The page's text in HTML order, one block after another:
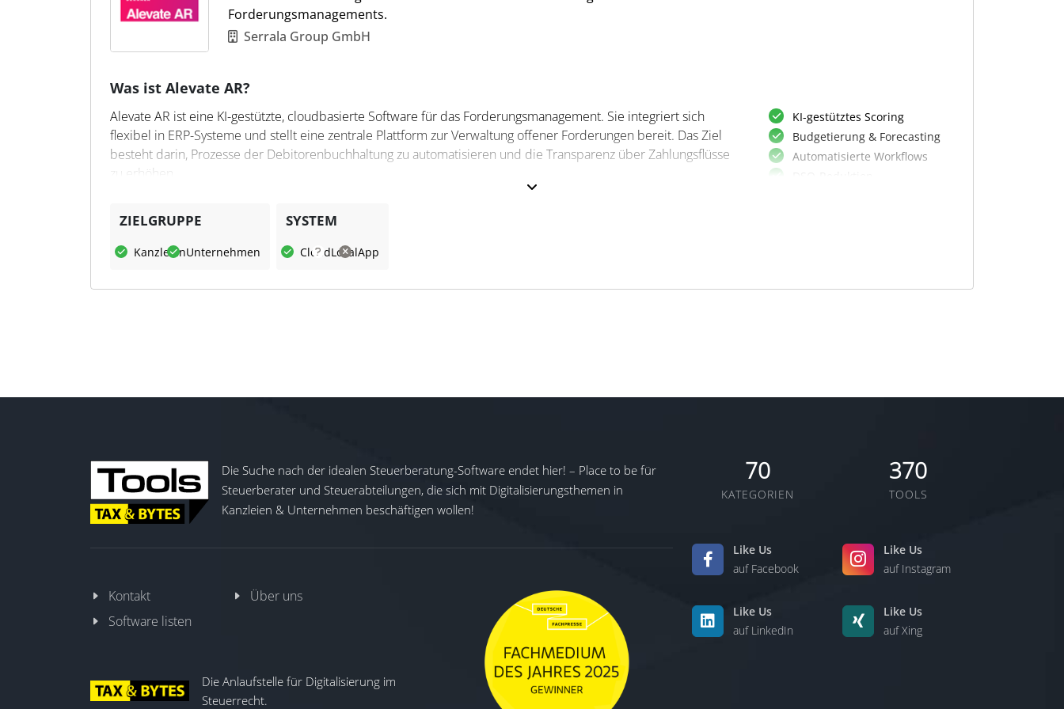
Forderungsmanagements.
Serrala Group GmbH
Was ist Alevate AR?
Alevate AR ist eine KI-gestützte, cloudbasierte Software für das Forderungsmanagement. Sie integriert sich
flexibel in ERP-Systeme und stellt eine zentrale Plattform zur Verwaltung offener Forderungen bereit. Das Ziel
besteht darin, Prozesse der Debitorenbuchhaltung zu automatisieren und die Transparenz über Zahlungsflüsse
zu erhöhen.
stellt den Kunden ein Self-Service-Portal zur Verfügung. Sie unterstützt das Cashflow-Management, das
KI-gestütztes Scoring
Budgetierung & Forecasting
Automatisierte Workflows
Rechnungsverfolgung
ZIELGRUPPE
KanzleienUnternehmen
SYSTEM
CloudLokalApp
Die Suche nach der idealen Steuerberatung-Software endet hier! – Place to be für
Steuerberater und Steuerabteilungen, die sich mit Digitalisierungsthemen in
Kanzleien & Unternehmen beschäftigen wollen!
Kontakt
Über uns
Software listen
Die Anlaufstelle für Digitalisierung im
Steuerrecht.
70
KATEGORIEN
370
TOOLS
Like Us
auf Facebook
Like Us
auf Instagram
Like Us
auf LinkedIn
Like Us
auf Xing